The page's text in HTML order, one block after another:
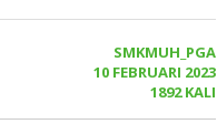
SMKMUH_PGA
10 FEBRUARI 2023
1892 KALI